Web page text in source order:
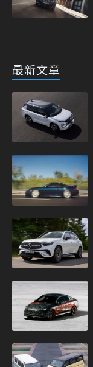
最新文章